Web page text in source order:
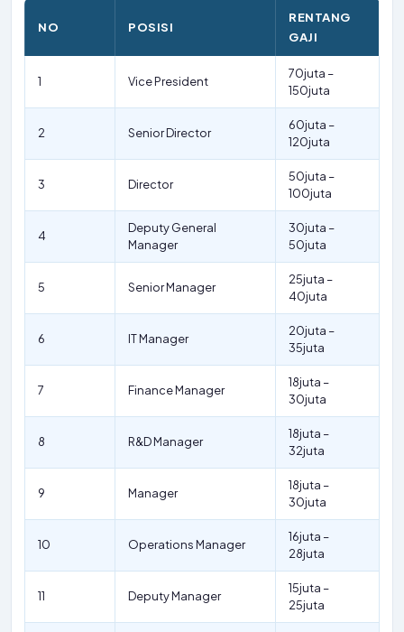
NO POSISI
RENTANG
GAJI
1 Vice President
70juta –
150juta
2 Senior Director
60juta –
120juta
3 Director
50juta –
100juta
4
Deputy General
Manager
30juta –
50juta
5 Senior Manager
25juta –
40juta
6 IT Manager
20juta –
35juta
7 Finance Manager
18juta –
30juta
8 R&D Manager
18juta –
32juta
9 Manager
18juta –
30juta
10 Operations Manager
16juta –
28juta
11 Deputy Manager
15juta –
25juta